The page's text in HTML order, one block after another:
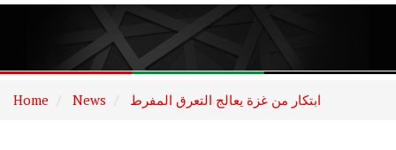
Home News ابتكار من غزة يعالج التعرق المفرط